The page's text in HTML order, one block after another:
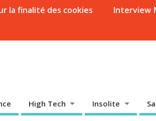
la finalité des cookies Interview
High Tech Insolite